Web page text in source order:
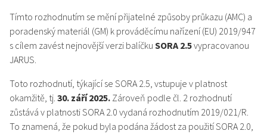
Tímto rozhodnutím se mění přijatelné způsoby průkazu (AMC) a
poradenský materiál (GM) k prováděcímu nařízení (EU) 2019/947
s cílem zavést nejnovější verzi balíčku SORA 2.5vypracovanou
JARUS.
Toto rozhodnutí, týkající se SORA 2.5, vstupuje v platnost
okamžitě, tj. 30. září 2025. Zároveň podle čl. 2 rozhodnutí
zůstává v platnosti SORA 2.0 vydaná rozhodnutím 2019/021/R.
To znamená, že pokud byla podána žádost za použití SORA 2.0,